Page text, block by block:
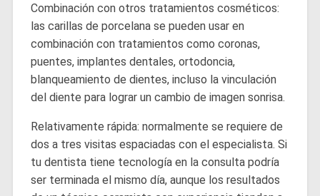
Combinación con otros tratamientos cosméticos:
las carillas de porcelana se pueden usar en
combinación con tratamientos como coronas,
puentes, implantes dentales, ortodoncia,
blanqueamiento de dientes, incluso la vinculación
del diente para lograr un cambio de imagen sonrisa.
Relativamente rápida: normalmente se requiere de
dos a tres visitas espaciadas con el especialista. Si
tu dentista tiene tecnología en la consulta podría
ser terminada el mismo día, aunque los resultados